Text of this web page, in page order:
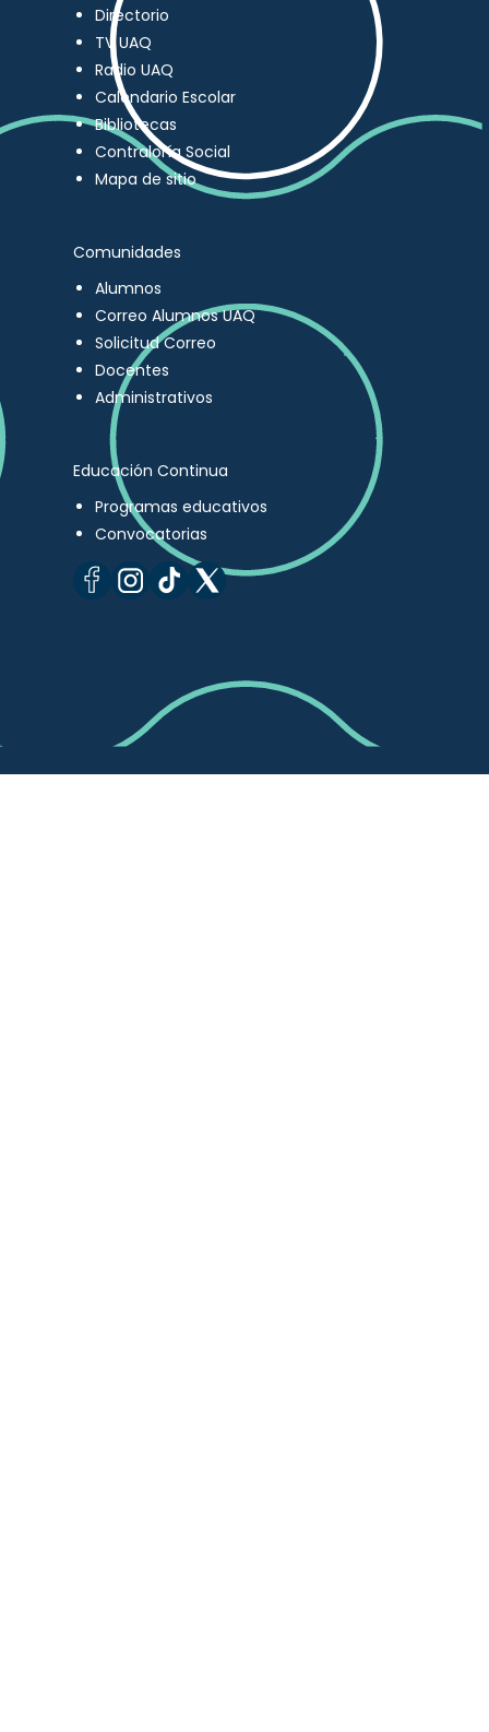
Directorio
TV UAQ
Radio UAQ
Calendario Escolar
Bibliotecas
Contraloría Social
Mapa de sitio
Comunidades
Alumnos
Correo Alumnos UAQ
Solicitud Correo
Docentes
Administrativos
Educación Continua
Programas educativos
Convocatorias